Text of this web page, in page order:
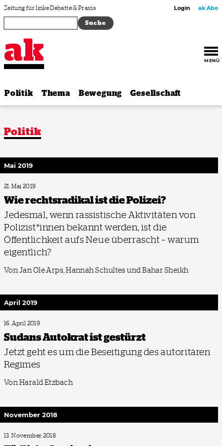
Zum Inhalt springen
Zeitung für linke Debatte & Praxis Login ak Abo
MENÜ
Politik Thema Bewegung Gesellschaft
Politik
Mai 2019
21. Mai 2019
Wie rechtsradikal ist die Polizei?
Jedesmal, wenn rassistische Aktivitäten von
Polizist*innen bekannt werden, ist die
Öffentlichkeit aufs Neue überrascht – warum
eigentlich?
Von Jan Ole Arps, Hannah Schultes und Bahar Sheikh
April 2019
16. April 2019
Sudans Autokrat ist gestürzt
Jetzt geht es um die Beseitigung des autoritären
Regimes
Von Harald Etzbach
November 2018
13. November 2018